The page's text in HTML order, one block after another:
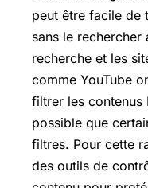
peut être facile de
sans le rechercher
recherche et les
comme YouTube
filtrer les contenus
possible que
filtres. Pour cette
des outils de